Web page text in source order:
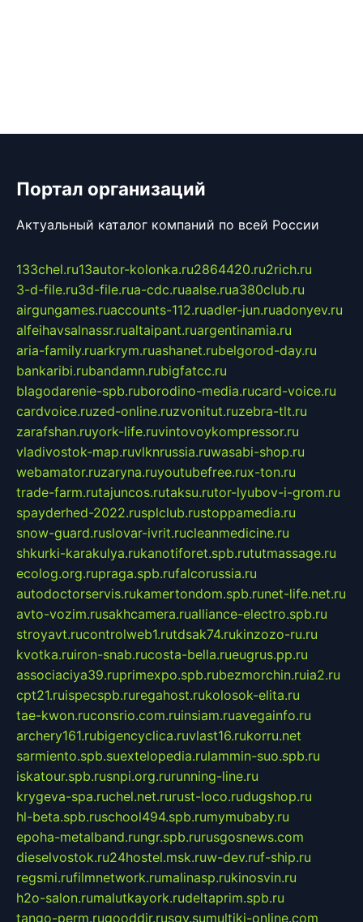
Портал организаций
Актуальный каталог компаний по всей России
133chel.ru13autor-kolonka.ru2864420.ru2rich.ru
3-d-file.ru3d-file.rua-cdc.ruaalse.rua380club.ru
airgungames.ruaccounts-112.ruadler-jun.ruadonyev.ru
alfeihavsalnassr.rualtaipant.ruargentinamia.ru
aria-family.ruarkrym.ruashanet.rubelgorod-day.ru
bankaribi.rubandamn.rubigfatcc.ru
blagodarenie-spb.ruborodino-media.rucard-voice.ru
cardvoice.ruzed-online.ruzvonitut.ruzebra-tlt.ru
zarafshan.ruyork-life.ruvintovoykompressor.ru
vladivostok-map.ruvlknrussia.ruwasabi-shop.ru
webamator.ruzaryna.ruyoutubefree.rux-ton.ru
trade-farm.rutajuncos.rutaksu.rutor-lyubov-i-grom.ru
spayderhed-2022.rusplclub.rustoppamedia.ru
snow-guard.ruslovar-ivrit.rucleanmedicine.ru
shkurki-karakulya.rukanotiforet.spb.rututmassage.ru
ecolog.org.rupraga.spb.rufalcorussia.ru
autodoctorservis.rukamertondom.spb.runet-life.net.ru
avto-vozim.rusakhcamera.rualliance-electro.spb.ru
stroyavt.rucontrolweb1.rutdsak74.rukinzozo-ru.ru
kvotka.ruiron-snab.rucosta-bella.rueugrus.pp.ru
associaciya39.ruprimexpo.spb.rubezmorchin.ruia2.ru
cpt21.ruispecspb.ruregahost.rukolosok-elita.ru
tae-kwon.ruconsrio.com.ruinsiam.ruavegainfo.ru
archery161.rubigencyclica.ruvlast16.rukorru.net
sarmiento.spb.suextelopedia.rulammin-suo.spb.ru
iskatour.spb.rusnpi.org.rurunning-line.ru
krygeva-spa.ruchel.net.rurust-loco.rudugshop.ru
hl-beta.spb.ruschool494.spb.rumymubaby.ru
epoha-metalband.rungr.spb.rurusgosnews.com
dieselvostok.ru24hostel.msk.ruw-dev.ruf-ship.ru
regsmi.rufilmnetwork.rumalinasp.rukinosvin.ru
h2o-salon.rumalutkayork.rudeltaprim.spb.ru
tango-perm.rugooddir.rusgv.sumultiki-online.com